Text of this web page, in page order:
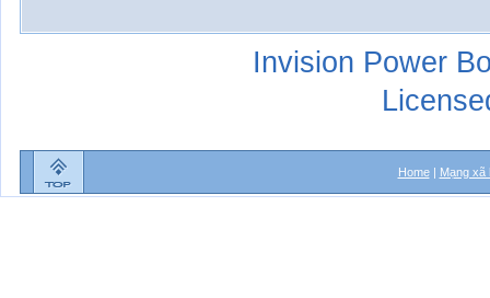
Invision Power
Home| Mạng xã